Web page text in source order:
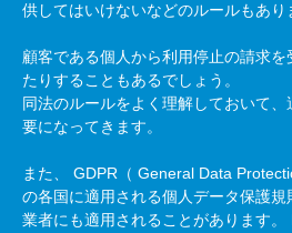
供してはいけないなどのルールもあり
顧客である個人から利用停止の請求
たりすることもあるでしょう。
同法のルールをよく理解しておいて
要になってきます。
また、 GDPR （ General Data
の各国に適用される個人データ保護
業者にも適用されることがあります。